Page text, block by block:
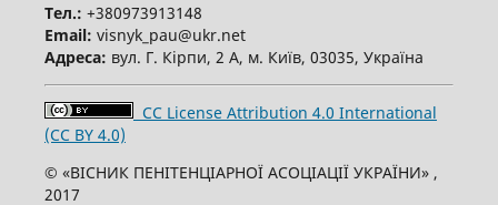
Тел.: +380973913148
Email: visnyk_pau@ukr.net
Адреса: вул. Г. Кірпи, 2 А, м. Київ, 03035, Україна
CC License Attribution 4.0 International
(CC BY 4.0)
© «ВІСНИК ПЕНІТЕНЦІАРНОЇ АСОЦІАЦІЇ УКРАЇНИ» ,
2017